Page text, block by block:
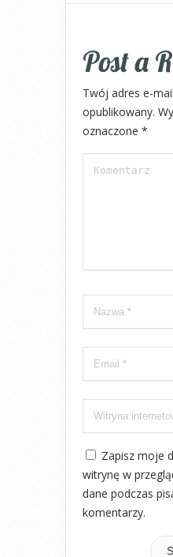
Post a
Twój adres e-
opublikowany.
oznaczone *
Zapisz moje
witrynę w
dane podczas
komentarzy.